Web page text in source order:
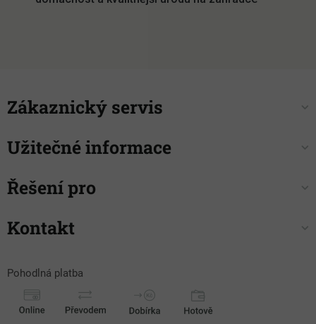
Zákaznický servis
Užitečné informace
Řešení pro
Kontakt
Pohodlná platba